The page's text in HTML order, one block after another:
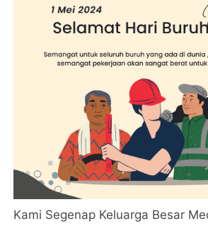
Kami Segenap Keluarga Besar